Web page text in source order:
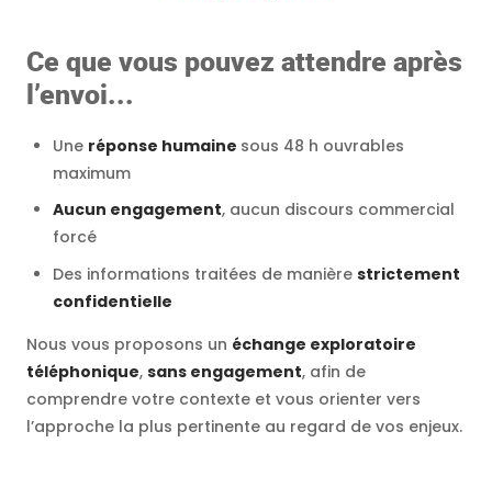
Ce que vous pouvez attendre après
l’envoi...
Une réponse humaine sous 48 h ouvrables
maximum
Aucun engagement, aucun discours commercial
forcé
Des informations traitées de manière strictement
confidentielle
Nous vous proposons un échange exploratoire
téléphonique, sans engagement, afin de
comprendre votre contexte et vous orienter vers
l’approche la plus pertinente au regard de vos enjeux.